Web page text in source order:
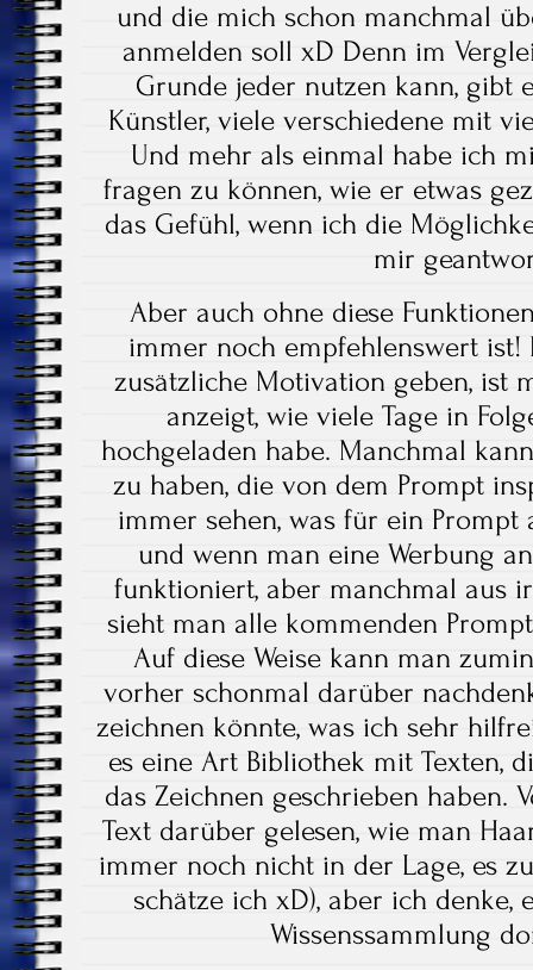
und die mich schon manchmal
anmelden soll xD Denn im
Grunde jeder nutzen kann, gibt
Künstler, viele verschiedene mit
Und mehr als einmal habe ich
fragen zu können, wie er etwas
das Gefühl, wenn ich die
mir
Aber auch ohne diese
immer noch empfehlenswert ist!
zusätzliche Motivation geben, ist
anzeigt, wie viele Tage in
hochgeladen habe. Manchmal
zu haben, die von dem Prompt
immer sehen, was für ein Prompt
und wenn man eine Werbung
funktioniert, aber manchmal aus
sieht man alle kommenden
Auf diese Weise kann man
vorher schonmal darüber
zeichnen könnte, was ich sehr
es eine Art Bibliothek mit Texten,
das Zeichnen geschrieben haben.
Text darüber gelesen, wie man
immer noch nicht in der Lage, es
schätze ich xD), aber ich denke,
Wissenssammlung